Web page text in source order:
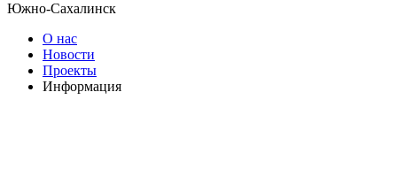
Южно-Сахалинск
О нас
Новости
Проекты
Информация